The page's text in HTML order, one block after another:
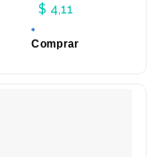
$ 4,11
Comprar